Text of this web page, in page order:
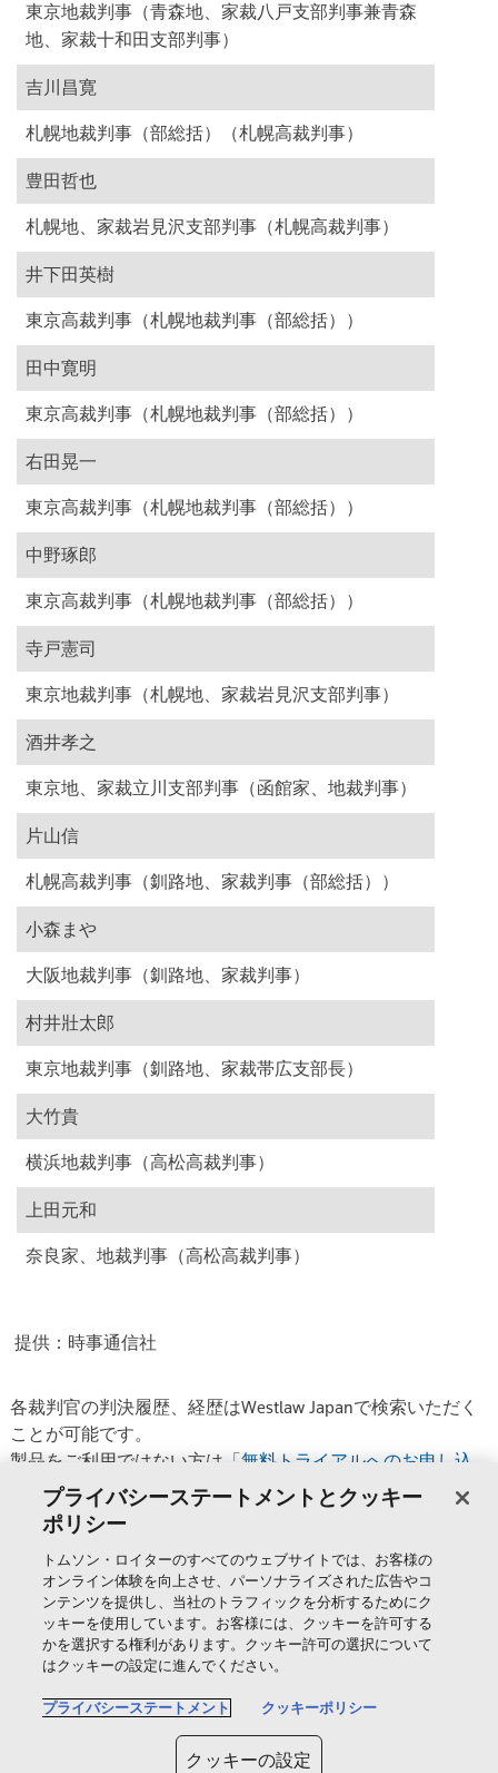
東京地裁判事（青森地、家裁八戸支部判事兼青森
地、家裁十和田支部判事）
吉川昌寛
札幌地裁判事（部総括）（札幌高裁判事）
豊田哲也
札幌地、家裁岩見沢支部判事（札幌高裁判事）
井下田英樹
東京高裁判事（札幌地裁判事（部総括））
田中寛明
東京高裁判事（札幌地裁判事（部総括））
右田晃一
東京高裁判事（札幌地裁判事（部総括））
中野琢郎
東京高裁判事（札幌地裁判事（部総括））
寺戸憲司
東京地裁判事（札幌地、家裁岩見沢支部判事）
酒井孝之
東京地、家裁立川支部判事（函館家、地裁判事）
片山信
札幌高裁判事（釧路地、家裁判事（部総括））
小森まや
大阪地裁判事（釧路地、家裁判事）
村井壯太郎
東京地裁判事（釧路地、家裁帯広支部長）
大竹貴
横浜地裁判事（高松高裁判事）
上田元和
奈良家、地裁判事（高松高裁判事）
提供：時事通信社
各裁判官の判決履歴、経歴はWestlaw Japanで検索いただく
ことが可能です。
製品をご利用ではない方は「 無料トライアルへのお申し込
」か「 ECサイトでのご契約」でご覧いただけます。
製品＆サービス
サポート
トムソン・ロイターについて
プライバシーステートメントとクッキー
ポリシー
トムソン・ロイターのすべてのウェブサイトでは、お客様の
オンライン体験を向上させ、パーソナライズされた広告やコ
ンテンツを提供し、当社のトラフィックを分析するためにク
ッキーを使用しています。お客様には、クッキーを許可する
かを選択する権利があります。クッキー許可の選択について
はクッキーの設定に進んでください。
プライバシーステートメント クッキーポリシー
クッキーの設定